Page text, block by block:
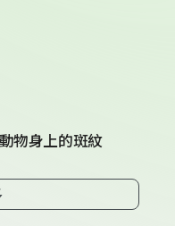
物身上的斑紋